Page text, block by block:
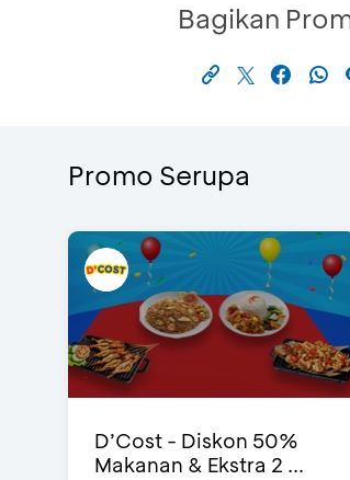
Bagikan
Promo Serupa
D’Cost - Diskon 50%
Makanan & Ekstra 2 ...